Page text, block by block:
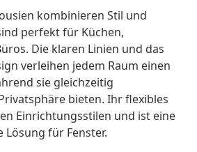
kombinieren Stil und
perfekt für Küchen,
Die klaren Linien und das
verleihen jedem Raum einen
sie gleichzeitig
bieten. Ihr flexibles
Einrichtungsstilen und ist eine
Lösung für Fenster.